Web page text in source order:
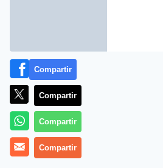
Compartir
Compartir
Compartir
Compartir